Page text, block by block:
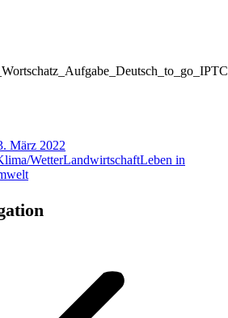
März 2022
WetterLandwirtschaftLeben in